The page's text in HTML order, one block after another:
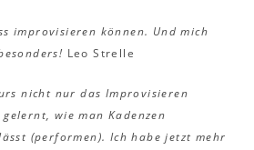
improvisieren können. Und mich
Leo Strelle
nicht nur das Improvisieren
wie man Kadenzen
(performen). Ich habe jetzt mehr